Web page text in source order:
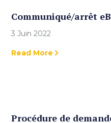
Communiqué/arrêt
3 Juin 2022
Read More
Procédure de